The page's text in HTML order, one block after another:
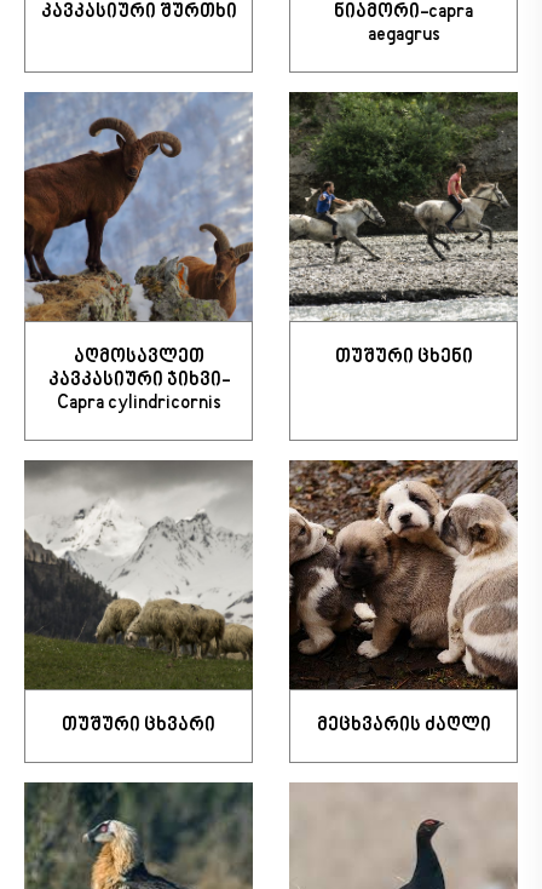
კავკასიური შურთხი
ნიამორი-capra
aegagrus
აღმოსავლეთ
კავკასიური ჯიხვი-
Capra cylindricornis
თუშური ცხენი
თუშური ცხვარი მეცხვარის ძაღლი